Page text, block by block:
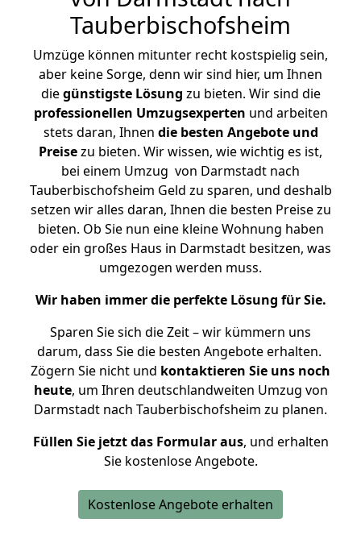
Tauberbischofsheim
Umzüge können mitunter recht kostspielig sein,
aber keine Sorge, denn wir sind hier, um Ihnen
diegünstigste Lösung zu bieten. Wir sind die
professionellen Umzugsexperten und arbeiten
stets daran, Ihnen die besten Angebote und
Preisezu bieten. Wir wissen, wie wichtig es ist,
bei einem Umzug von Darmstadt nach
Tauberbischofsheim Geld zu sparen, und deshalb
setzen wir alles daran, Ihnen die besten Preise zu
bieten. Ob Sie nun eine kleine Wohnung haben
oder ein großes Haus in Darmstadt besitzen, was
umgezogen werden muss.
Wir haben immer die perfekte Lösung für Sie.
Sparen Sie sich die Zeit – wir kümmern uns
darum, dass Sie die besten Angebote erhalten.
Zögern Sie nicht und kontaktieren Sie uns noch
heute, um Ihren deutschlandweiten Umzug von
Darmstadt nach Tauberbischofsheim zu planen.
Füllen Sie jetzt das Formular aus, und erhalten
Sie kostenlose Angebote.
Kostenlose Angebote erhalten